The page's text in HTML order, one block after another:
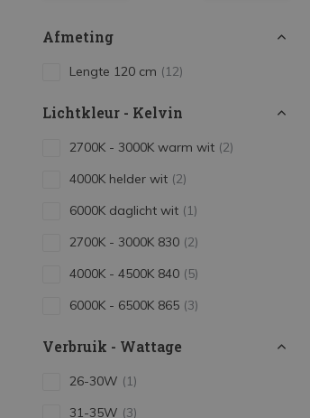
Afmeting
Lengte 120 cm (12)
Lichtkleur - Kelvin
2700K - 3000K warm wit (2)
4000K helder wit (2)
6000K daglicht wit (1)
2700K - 3000K 830 (2)
4000K - 4500K 840 (5)
6000K - 6500K 865 (3)
Verbruik - Wattage
26-30W (1)
31-35W (3)